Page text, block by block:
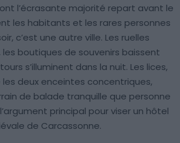
l’écrasante majorité repart avant le
les habitants et les rares personnes
c’est une autre ville. Les ruelles
boutiques de souvenirs baissent
s’illuminent dans la nuit. Les lices,
deux enceintes concentriques,
de balade tranquille que personne
principal pour viser un hôtel
de Carcassonne.